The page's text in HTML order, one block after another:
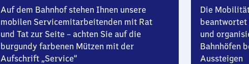
Auf dem Bahnhof stehen Ihnen unsere
mobilen Servicemitarbeitenden mit Rat
und Tat zur Seite – achten Sie auf die
burgundy farbenen Mützen mit der
Aufschrift „Service“
Die
und
Bahnhöfen
Aussteigen